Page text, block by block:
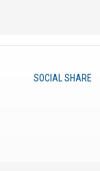
SOCIAL SHARE